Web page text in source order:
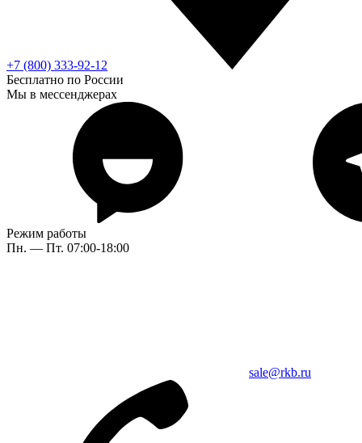
+7 (800) 333-92-12
Бесплатно по России
Мы в мессенджерах
Режим работы
Пн. — Пт. 07:00-18:00
sale@rkb.ru